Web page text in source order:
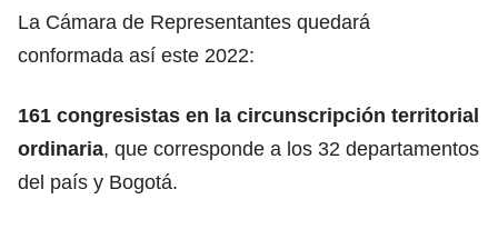
La Cámara de Representantes quedará
conformada así este 2022:
161 congresistas en la circunscripción territorial
ordinaria, que corresponde a los 32 departamentos
del país y Bogotá.